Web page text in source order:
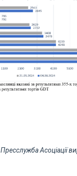
Пресслужба Асоціації